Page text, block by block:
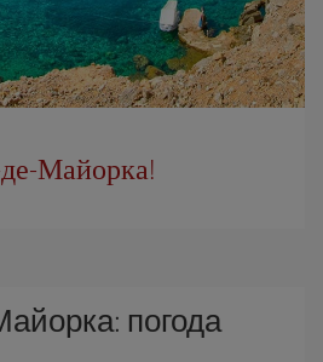
Майорка!
погода